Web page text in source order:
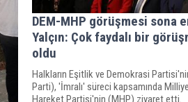
DEM-MHP görüşmesi sona
Yalçın: Çok faydalı bir
oldu
Halkların Eşitlik ve Demokrasi
Parti), 'İmralı' süreci kapsamında
Hareket Partisi'nin (MHP) ziyaret etti.